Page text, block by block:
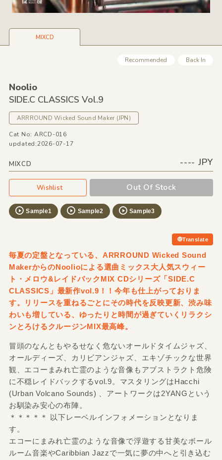
MIXCD
Recommended Back In
Noolio
SIDE.C CLASSICS Vol.9
ARRROUND Wicked Sound Maker (JPN)
Cat No: ARCD-016
updated:2026-07-17
MIXCD ---- JPY
Wishlist Out Of Stock
Sample1 Sample2 Sample3
Translate
毎夏の定盤となっている、ARRROUND Wicked Sound
MakerからのNoolioによる選曲ミックス大人気スウィー
ト・メロウ&レイドバックMIX CDシリーズ「SIDE.C
CLASSICS」最新作vol.9！！今年も仕上がっておりま
す。リリースを重ねるごとにその時代を反映更新、渋み味
わいも増している、ゆったりと時間が過ぎていくリラクシ
ンとろけるクルージンMIX最高峰。
冒頭のなんともやるせなく危ないオールドタイムジャズ、
オールディーズ、カリビアンジャズ、エキゾチックな世界
観、エコーまみれ亡霊のような音像もアブストラクト危険
に不穏レイドバックするvol.9。マスタリングはHacchi
(Urban Volcano Sounds) 、アートワークは2YANGという
お馴染み安心の布陣。
＊＊＊＊＊ 以下レーベルインフォメーションとなりま
す。
エコーにまみれ亡霊のような音像で浮遊する甘美なボール
ルーム音楽やCaribbian Jazzで一気に夢の中へと引き込む